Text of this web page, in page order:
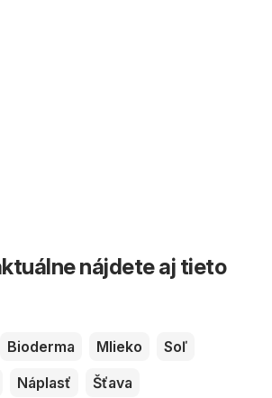
nájdete aj tieto
Bioderma Mlieko
Soľ
Náplasť Šťava